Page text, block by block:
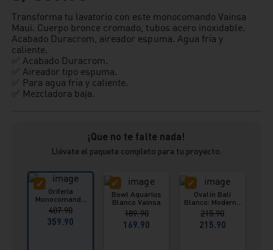
Transforma tu lavatorio con este monocomando Vainsa
Maui. Cuerpo bronce cromado, tubos acero inoxidable.
Acabado Duracrom, aireador espuma. Agua fría y
caliente.
✅ Acabado Duracrom.
✅ Aireador tipo espuma.
✅ Para agua fría y caliente.
✅ Mezcladora baja.
¡Que no te falte nada!
Llévate el paquete completo para tu proyecto.
Grifería
Monocomando
para Lavatorio
baja Cromado -
Maui Vainsa
407.90
359.90
Bowl Aquarius
Blanco Vainsa
189.90
169.90
Ovalín Bali
Blanco: Moderno
y de Sobreponer
215.90
215.90